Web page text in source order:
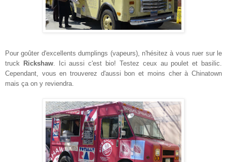
Pour goûter d'excellents dumplings (vapeurs), n'hésitez à vous ruer sur le
truck Rickshaw. Ici aussi c'est bio! Testez ceux au poulet et basilic.
Cependant, vous en trouverez d'aussi bon et moins cher à Chinatown
mais ça on y reviendra.